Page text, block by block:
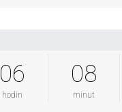
06
hodin
08
minut